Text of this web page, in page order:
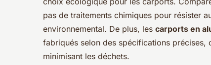
pas de traitements chimiques pour résister
environnemental. De plus, les carports en
fabriqués selon des spécifications
minimisant les déchets.